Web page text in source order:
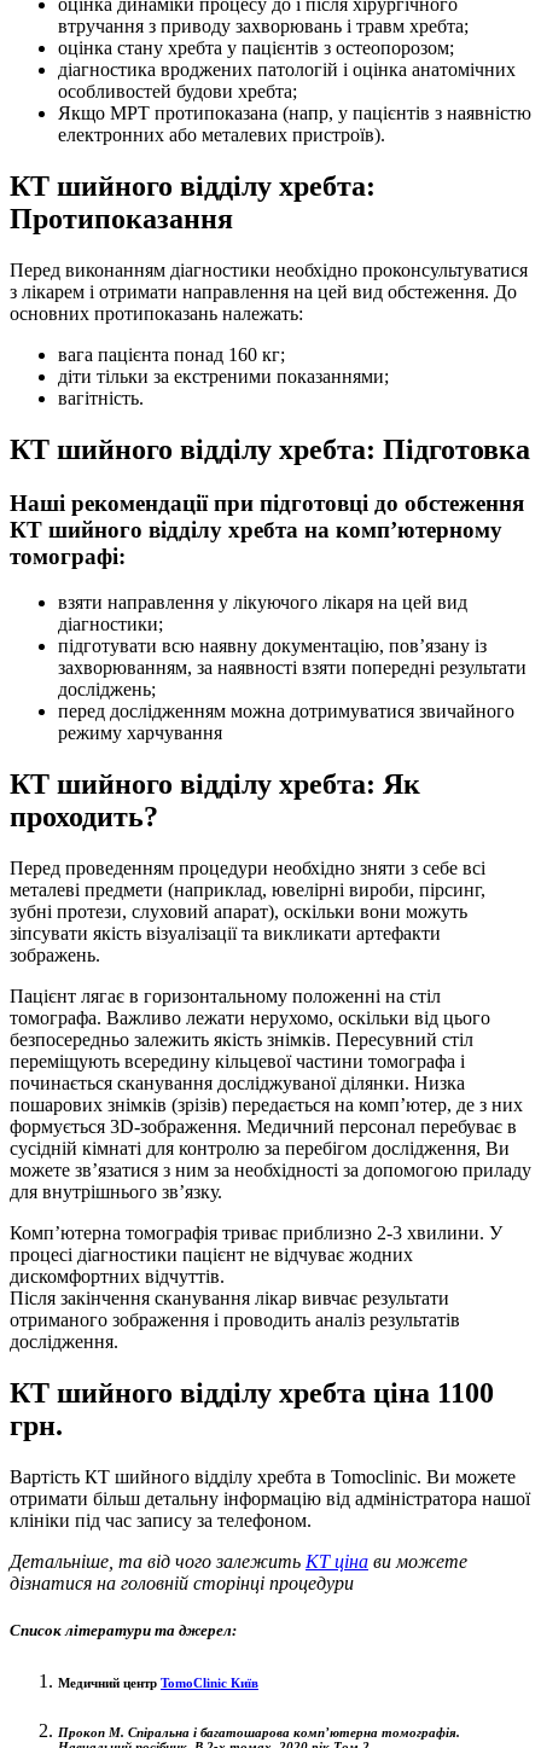
оцінка динаміки процесу до і після хірургічного
втручання з приводу захворювань і травм хребта;
оцінка стану хребта у пацієнтів з остеопорозом;
діагностика вроджених патологій і оцінка анатомічних
особливостей будови хребта;
Якщо МРТ протипоказана (напр, у пацієнтів з наявністю
електронних або металевих пристроїв).
КТ шийного відділу хребта:
Протипоказання
Перед виконанням діагностики необхідно проконсультуватися
з лікарем і отримати направлення на цей вид обстеження. До
основних протипоказань належать:
вага пацієнта понад 160 кг;
діти тільки за екстреними показаннями;
вагітність.
КТ шийного відділу хребта: Підготовка
Наші рекомендації при підготовці до обстеження
КТ шийного відділу хребта на комп’ютерному
томографі:
взяти направлення у лікуючого лікаря на цей вид
діагностики;
підготувати всю наявну документацію, пов’язану із
захворюванням, за наявності взяти попередні результати
досліджень;
перед дослідженням можна дотримуватися звичайного
режиму харчування
КТ шийного відділу хребта: Як
проходить?
Перед проведенням процедури необхідно зняти з себе всі
металеві предмети (наприклад, ювелірні вироби, пірсинг,
зубні протези, слуховий апарат), оскільки вони можуть
зіпсувати якість візуалізації та викликати артефакти
зображень.
Пацієнт лягає в горизонтальному положенні на стіл
томографа. Важливо лежати нерухомо, оскільки від цього
безпосередньо залежить якість знімків. Пересувний стіл
переміщують всередину кільцевої частини томографа і
починається сканування досліджуваної ділянки. Низка
пошарових знімків (зрізів) передається на комп’ютер, де з них
формується 3D-зображення. Медичний персонал перебуває в
сусідній кімнаті для контролю за перебігом дослідження, Ви
можете зв’язатися з ним за необхідності за допомогою приладу
для внутрішнього зв’язку.
Комп’ютерна томографія триває приблизно 2-3 хвилини. У
процесі діагностики пацієнт не відчуває жодних
дискомфортних відчуттів.
Після закінчення сканування лікар вивчає результати
отриманого зображення і проводить аналіз результатів
дослідження.
КТ шийного відділу хребта ціна 1100
грн.
Вартість КТ шийного відділу хребта в Tomoclinic. Ви можете
отримати більш детальну інформацію від адміністратора нашої
клініки під час запису за телефоном.
Детальніше, та від чого залежить КТ ціна ви можете
дізнатися на головній сторінці процедури
Список літератури та джерел:
Медичний центр TomoClinic Київ
Прокоп М. Спіральна і багатошарова комп’ютерна томографія.